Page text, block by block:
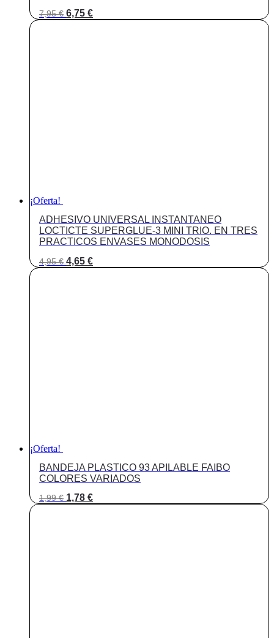
7,95€ El
precio
6,75 €El
precio
¡Oferta!
ADHESIVO UNIVERSAL INSTANTANEO
LOCTICTE SUPERGLUE-3 MINI TRIO. EN TRES
PRACTICOS ENVASES MONODOSIS
4,95€ El
precio
4,65 €El
precio
¡Oferta!
BANDEJA PLASTICO 93 APILABLE FAIBO
COLORES VARIADOS
1,99€ El
precio
1,78 €El
precio